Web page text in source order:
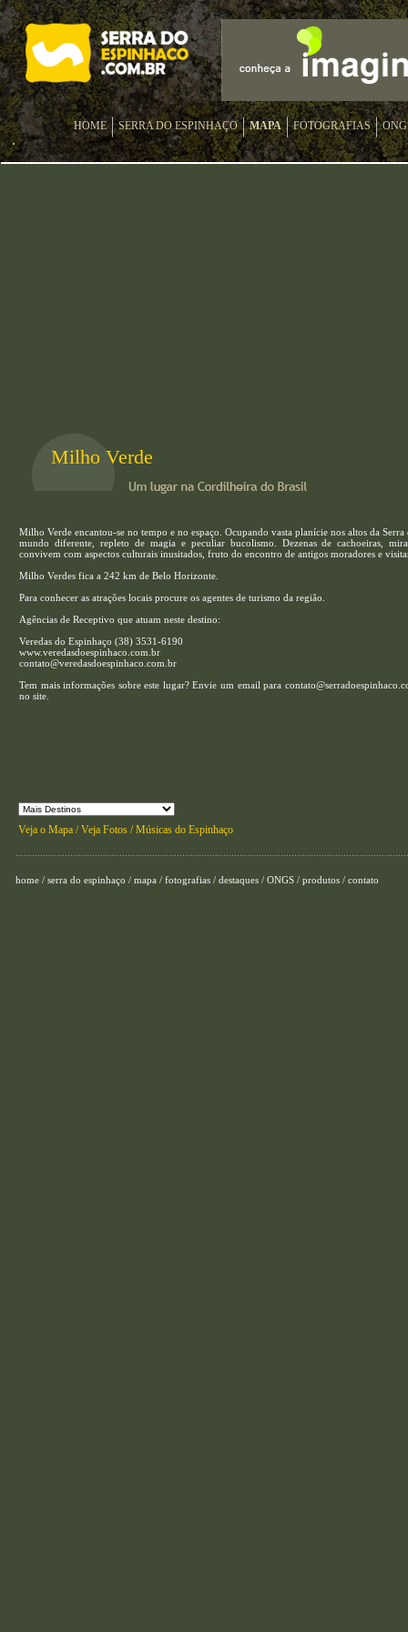
HOME SERRA DO ESPINHAÇO MAPA FOTOGRAFIAS
Milho Verde
Milho Verde encantou-se no tempo e no espaço. Ocupando vasta planície nos altos da
mundo diferente, repleto de magia e peculiar bucolismo. Dezenas de cachoeiras,
convivem com aspectos culturais inusitados, fruto do encontro de antigos moradores e
Milho Verdes fica a 242 km de Belo Horizonte.
Para conhecer as atrações locais procure os agentes de turismo da região.
Agências de Receptivo que atuam neste destino:
Veredas do Espinhaço (38) 3531-6190
www.veredasdoespinhaco.com.br
contato@veredasdoespinhaco.com.br
Tem mais informações sobre este lugar? Envie um email para
no site.
Veja o Mapa /Veja Fotos /Músicas do Espinhaço
home / serra do espinhaço / mapa / fotografias / destaques / ONGS / produtos / contato